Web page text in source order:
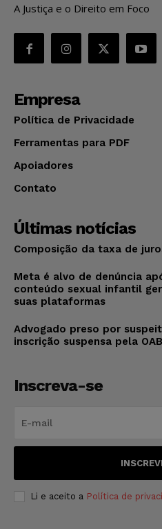
A Justiça e o Direito em Foco
Empresa
Política de Privacidade
Ferramentas para PDF
Apoiadores
Contato
Últimas notícias
Composição da taxa de
Meta é alvo de denúncia
conteúdo sexual infantil
suas plataformas
Advogado preso por
inscrição suspensa pela
Inscreva-se
Li e aceito a Política de